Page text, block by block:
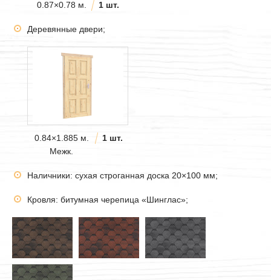
0.87×0.78 м. 1 шт.
Деревянные двери;
0.84×1.885 м.
Межк.
1 шт.
Наличники: сухая строганная доска 20×100 мм;
Кровля: битумная черепица «Шинглас»;